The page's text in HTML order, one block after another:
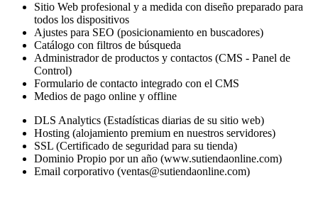
Sitio Web profesional y a medida con diseño preparado para
todos los dispositivos
Ajustes para SEO (posicionamiento en buscadores)
Catálogo con filtros de búsqueda
Administrador de productos y contactos (CMS - Panel de
Control)
Formulario de contacto integrado con el CMS
Medios de pago online y offline
DLS Analytics (Estadísticas diarias de su sitio web)
Hosting (alojamiento premium en nuestros servidores)
SSL (Certificado de seguridad para su tienda)
Dominio Propio por un año (www.sutiendaonline.com)
Email corporativo (ventas@sutiendaonline.com)